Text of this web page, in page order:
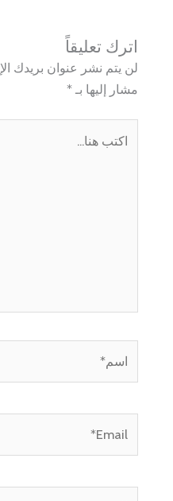
اترك تعليقاً
لن يتم نشر عنوان بريدك
مشار إليها بـ *
هنا...